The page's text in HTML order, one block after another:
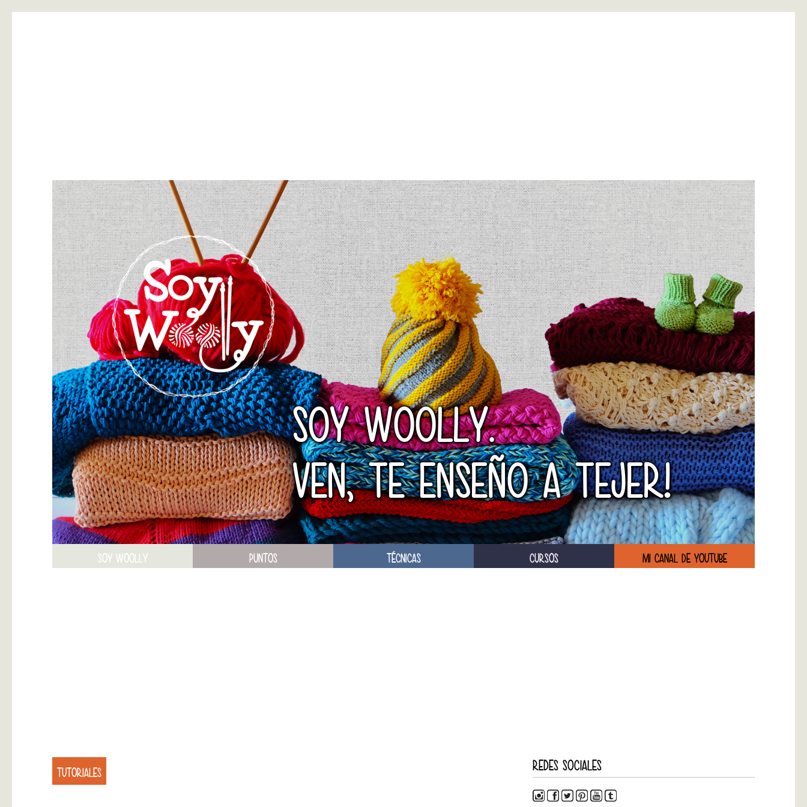
SOY WOOLLY.
VEN, TE ENSEÑO A TEJER!
SOY WOOLLY PUNTOS TÉCNICAS CURSOS MI CANAL DE YOUTUBE
TUTORIALES REDES SOCIALES